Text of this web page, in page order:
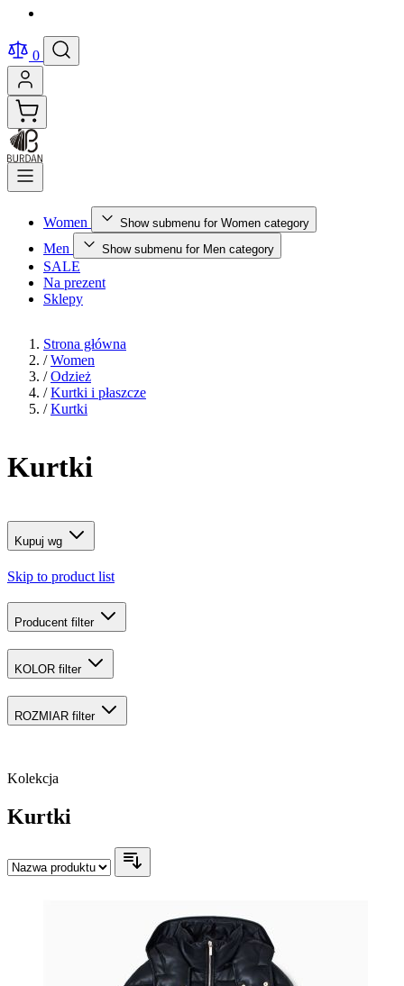
0
Women Show submenu for Women category
Men Show submenu for Men category
SALE
Na prezent
Sklepy
Strona główna
/ Women
/ Odzież
/ Kurtki i płaszcze
/ Kurtki
Kurtki
Kupuj wg
Skip to product list
Producent filter
KOLOR filter
ROZMIAR filter
Kolekcja
Kurtki